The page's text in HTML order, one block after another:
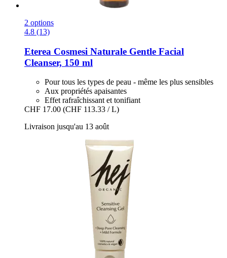
2 options
4.8 (13)
Eterea Cosmesi Naturale Gentle Facial
Cleanser, 150 ml
Pour tous les types de peau - même les plus sensibles
Aux propriétés apaisantes
Effet rafraîchissant et tonifiant
CHF 17.00 (CHF 113.33 / L)
Livraison jusqu'au 13 août